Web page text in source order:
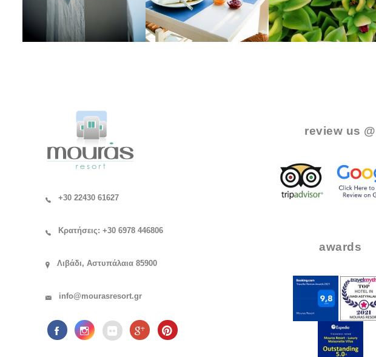
+30 22430 61627
Κρατήσεις: +30 6978 446806
Λιβάδι, Αστυπάλαια 85900
info@mourasresort.gr
review us @
awards